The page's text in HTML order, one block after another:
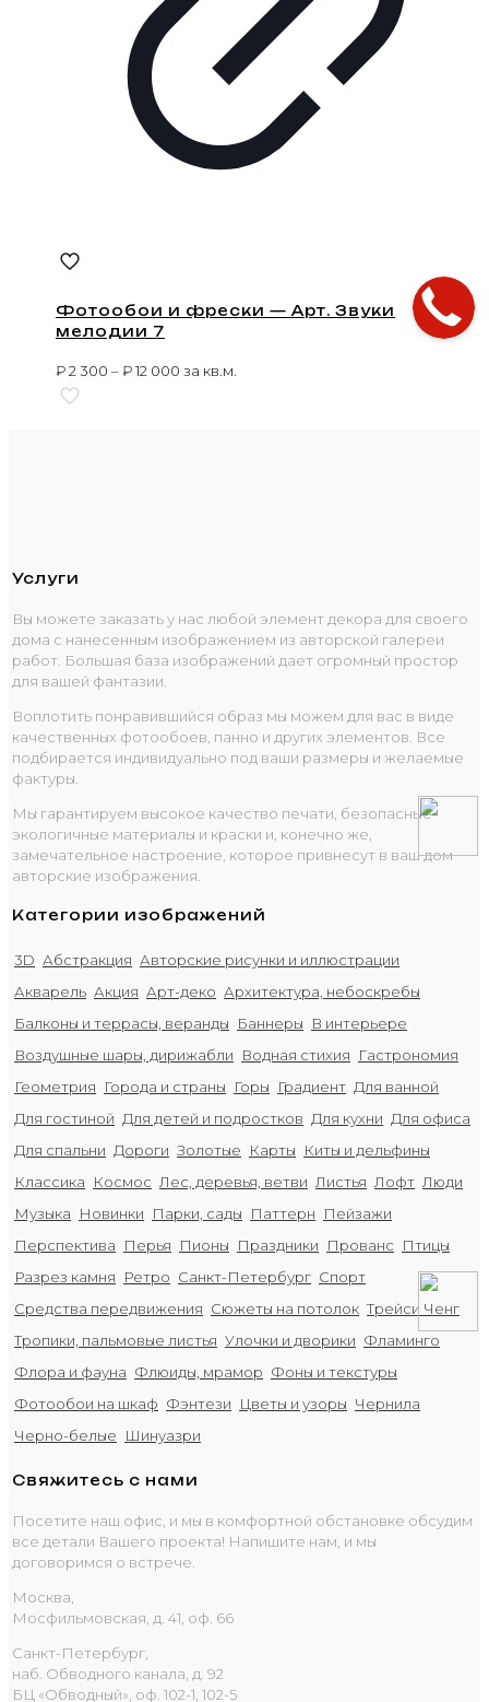
Фотообои и фрески — Арт. Звуки
мелодии 7
₽2 300 –₽12 000 за кв.м.
Услуги
Вы можете заказать у нас любой элемент декора для своего
дома с нанесенным изображением из авторской галереи
работ. Большая база изображений дает огромный простор
для вашей фантазии.
Воплотить понравившийся образ мы можем для вас в виде
качественных фотообоев, панно и других элементов. Все
подбирается индивидуально под ваши размеры и желаемые
фактуры.
Мы гарантируем высокое качество печати, безопасные
экологичные материалы и краски и, конечно же,
замечательное настроение, которое привнесут в ваш дом
авторские изображения.
Категории изображений
3D Абстракция Авторские рисунки и иллюстрации
Акварель Акция Арт-деко Архитектура, небоскребы
Балконы и террасы, веранды
Баннеры
В интерьере
Воздушные шары, дирижабли
Водная стихия
Гастрономия
Геометрия
Города и страны Горы Градиент Для ванной
Для гостиной Для детей и подростков Для кухни Для офиса
Для спальни Дороги Золотые Карты
Киты и дельфины
Классика
Космос Лес, деревья, ветви Листья Лофт Люди
Музыка
Новинки Парки, сады Паттерн
Пейзажи
Перспектива
Перья Пионы Праздники Прованс
Птицы
Разрез камня
Ретро Санкт-Петербург Спорт
Средства передвижения Сюжеты на потолок Трейси Ченг
Тропики, пальмовые листья Улочки и дворики Фламинго
Флора и фауна Флюиды, мрамор Фоны и текстуры
Фотообои на шкаф Фэнтези Цветы и узоры Чернила
Черно-белые
Шинуазри
Свяжитесь с нами
Посетите наш офис, и мы в комфортной обстановке обсудим
все детали Вашего проекта! Напишите нам, и мы
договоримся о встрече.
Москва,
Мосфильмовская, д. 41, оф. 66
Санкт-Петербург,
наб. Обводного канала, д. 92
БЦ «Обводный», оф. 102-1, 102-5